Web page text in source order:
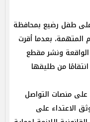
طفل رضيع بمحافظة
المتهمة، بعدما أقرت
ونشر مقطع
من طليقها
منصات التواصل
الاعتداء على